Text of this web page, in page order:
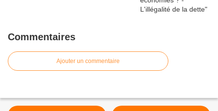
Commentaires
Ajouter un commentaire